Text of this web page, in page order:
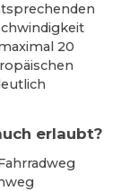
20
erlaubt?